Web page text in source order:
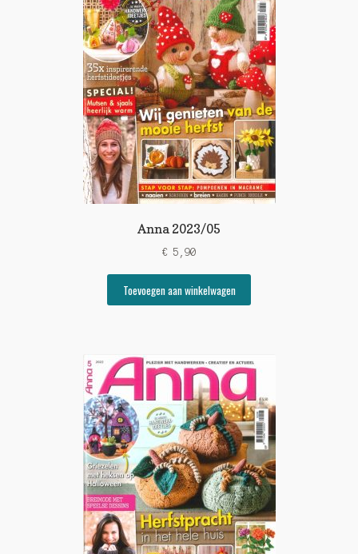
Anna 2023/05
€ 5,90
Toevoegen aan winkelwagen